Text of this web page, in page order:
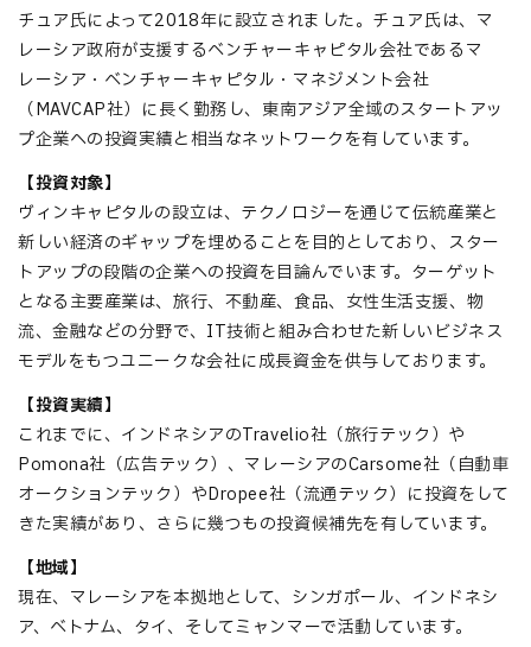
チュア氏によって2018年に設立されました。チュア氏は、マ
レーシア政府が支援するベンチャーキャピタル会社であるマ
レーシア・ベンチャーキャピタル・マネジメント会社
（MAVCAP社）に長く勤務し、東南アジア全域のスタートアッ
プ企業への投資実績と相当なネットワークを有しています。
【投資対象】
ヴィンキャピタルの設立は、テクノロジーを通じて伝統産業と
新しい経済のギャップを埋めることを目的としており、スター
トアップの段階の企業への投資を目論んでいます。ターゲット
となる主要産業は、旅行、不動産、食品、女性生活支援、物
流、金融などの分野で、IT技術と組み合わせた新しいビジネス
モデルをもつユニークな会社に成長資金を供与しております。
【投資実績】
これまでに、インドネシアのTravelio社（旅行テック）や
Pomona社（広告テック）、マレーシアのCarsome社（自動車
オークションテック）やDropee社（流通テック）に投資をして
きた実績があり、さらに幾つもの投資候補先を有しています。
【地域】
現在、マレーシアを本拠地として、シンガポール、インドネシ
ア、ベトナム、タイ、そしてミャンマーで活動しています。